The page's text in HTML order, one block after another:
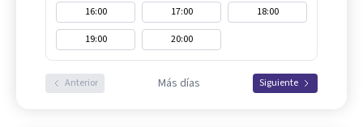
16:00 17:00
18:00
19:00
20:00
Anterior Más días Siguiente